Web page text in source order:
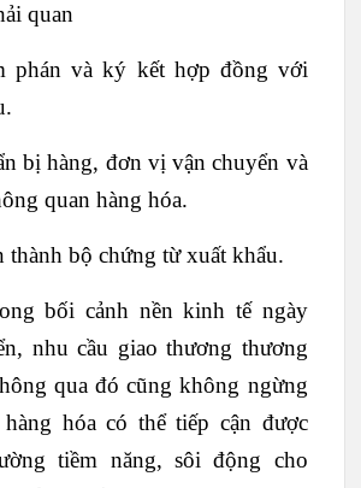
quan
phán và ký kết hợp đồng với
bị hàng, đơn vị vận chuyển và
quan hàng hóa.
thành bộ chứng từ xuất khẩu.
bối cảnh nền kinh tế ngày
nhu cầu giao thương thương
qua đó cũng không ngừng
hóa có thể tiếp cận được
tiềm năng, sôi động cho